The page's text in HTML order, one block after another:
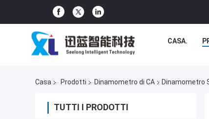
CASA.
Casa Prodotti Dinamometro di CA Dinamometro
TUTTI I PRODOTTI